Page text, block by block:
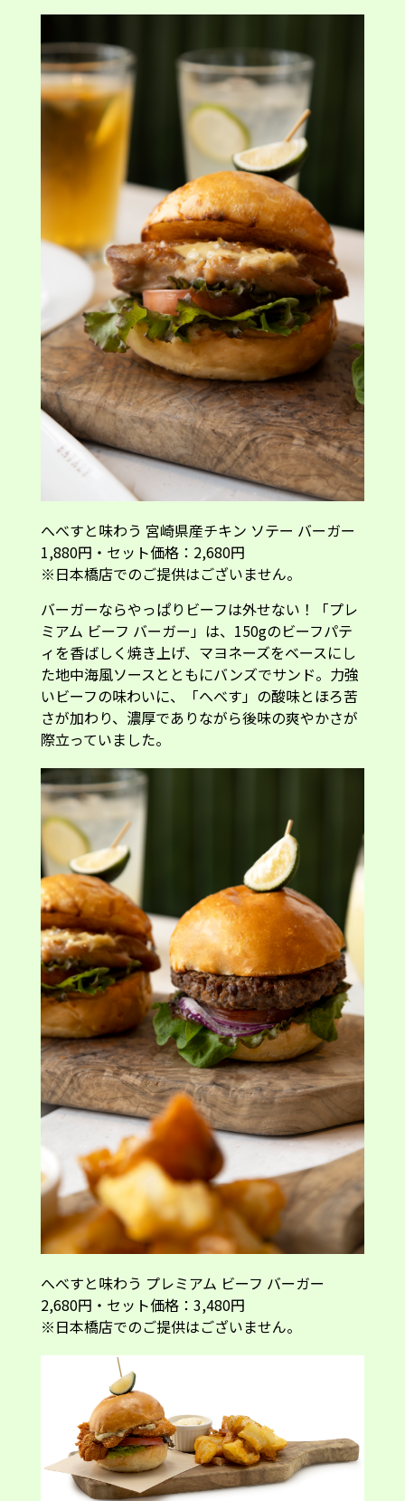
へべすと味わう 宮崎県産チキン ソテー バーガー
1,880円・セット価格：2,680円
※日本橋店でのご提供はございません。
バーガーならやっぱりビーフは外せない！「プレ
ミアム ビーフ バーガー」は、150gのビーフパテ
ィを香ばしく焼き上げ、マヨネーズをベースにし
た地中海風ソースとともにバンズでサンド。力強
いビーフの味わいに、「へべす」の酸味とほろ苦
さが加わり、濃厚でありながら後味の爽やかさが
際立っていました。
へべすと味わう プレミアム ビーフ バーガー
2,680円・セット価格：3,480円
※日本橋店でのご提供はございません。